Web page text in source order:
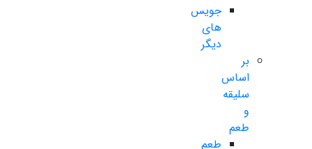
جویس
های
دیگر
بر
اساس
سلیقه
و
طعم
طعم